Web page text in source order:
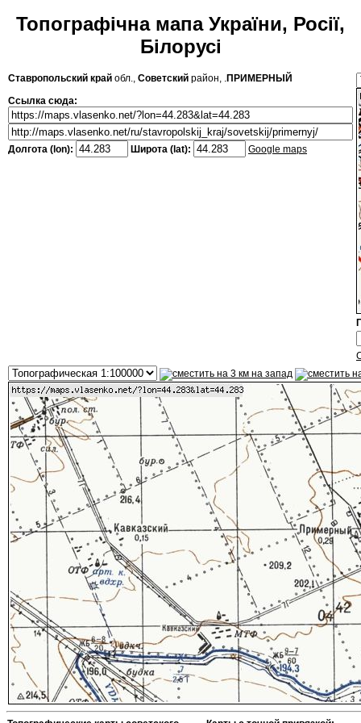
Топографічна мапа України, Росії,
Білорусі
Ставропольский край обл., Советский район, .ПРИМЕРНЫЙ
Ссылка сюда:
Долгота (lon): Широта (lat): Google maps